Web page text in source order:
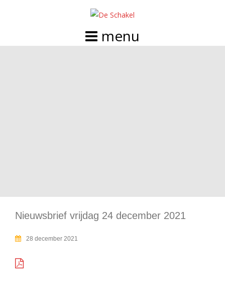
Nieuwsbrief vrijdag 24 december 2021
28 december 2021